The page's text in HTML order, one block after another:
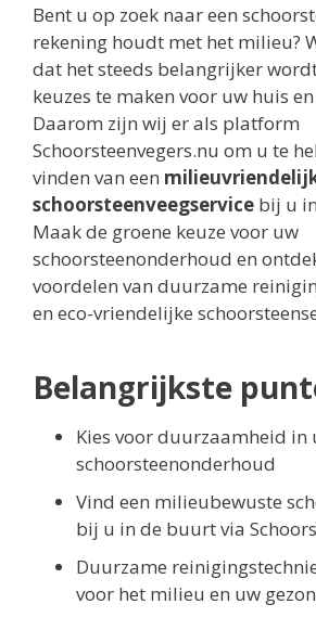
Bent u op zoek naar een
rekening houdt met het milieu?
dat het steeds belangrijker
keuzes te maken voor uw huis
Daarom zijn wij er als platform
Schoorsteenvegers.nu om u te
vinden van een
schoorsteenveegservice bij u
Maak de groene keuze voor uw
schoorsteenonderhoud en
voordelen van duurzame
en eco-vriendelijke
Belangrijkste
Kies voor duurzaamheid in
schoorsteenonderhoud
Vind een milieubewuste
bij u in de buurt via
Duurzame
voor het milieu en uw